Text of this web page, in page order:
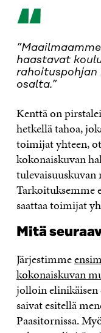
“
haastavat
rahoituspohjan
osalta.”
Kenttä on
hetkellä tahoa,
toimijat yhteen,
kokonaiskuvan
tulevaisuuskuvan
Tarkoituksemme
saattaa toimijat
Mitä
Järjestimme
kokonaiskuvan
jolloin
saivat esitellä
Paasitornissa.